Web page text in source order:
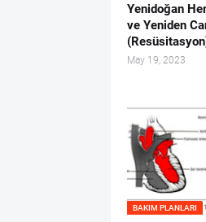
Yenidoğan
ve Yeniden
May 19, 2023
BAKIM PLANLARI